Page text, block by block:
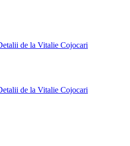
de la Vitalie Cojocari
de la Vitalie Cojocari